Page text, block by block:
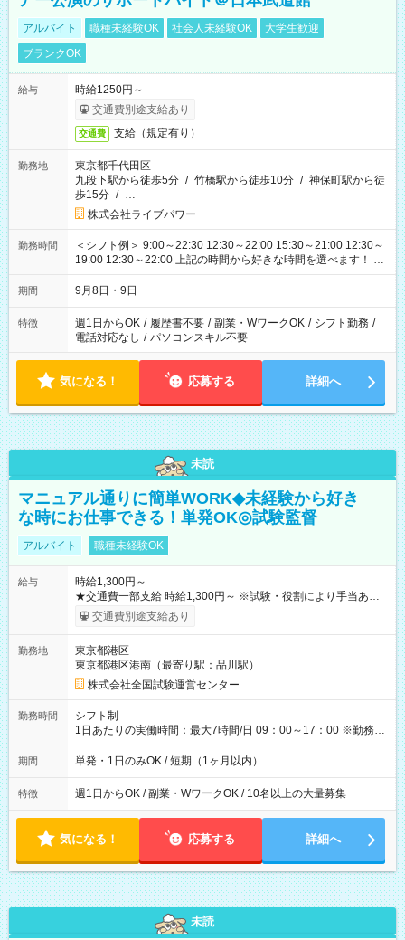
アルバイト 職種未経験OK 社会人未経験OK
大学生歓迎
ブランクOK
給与
時給1250円～
交通費別途支給あり
交通費 支給（規定有り）
勤務地
東京都千代田区
九段下駅から徒歩5分 / 竹橋駅から徒歩10分 / 神保町駅から徒
歩15分 / …
株式会社ライブパワー
勤務時間
＜シフト例＞ 9:00～22:30 12:30～22:00 15:30～21:00 12:30～
19:00 12:30～22:00 上記の時間から好きな時間を選べます！ ※
時間は変更となる可能性があります
期間 9月8日・9日
特徴 週1日からOK / 履歴書不要 / 副業・WワークOK / シフト勤務 /
電話対応なし / パソコンスキル不要
気になる！ 応募する 詳細へ
未読
マニュアル通りに簡単WORK◆未経験から好き
な時にお仕事できる！単発OK◎試験監督
アルバイト 職種未経験OK
給与
時給1,300円～
★交通費一部支給 時給1,300円～ ※試験・役割により手当あり
※勤務回数により昇給あり 【即給（前払い）オプションあ
り！】 希望される場合、勤務から1週間ほどで給与の一部を受け
例】 ・河合塾模擬試験 8:30～17:30（休憩1時間） 時給1,300円
×8時間＝日収10,400円＋交通費 ※当日の役割により時給＋100
円の場合あり ・国家試験 7:00～13:30（休憩なし） 時給1,300
円（役割手当＋100円）×6時間＝日収8,400円＋交通費 【試用期
間】試用期間なし
交通費別途支給あり
勤務地
東京都港区
東京都港区港南（最寄り駅：品川駅）
株式会社全国試験運営センター
勤務時間
シフト制
1日あたりの実働時間：最大7時間/日 09：00～17：00 ※勤務時
間は 試験により異なります。
期間 単発・1日のみOK / 短期（1ヶ月以内）
特徴 週1日からOK / 副業・WワークOK / 10名以上の大量募集
気になる！ 応募する 詳細へ
未読